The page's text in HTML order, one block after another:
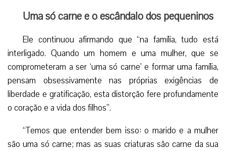
Uma só carne e o escândalo dos pequeninos
Ele continuou afirmando que “na família, tudo está
interligado. Quando um homem e uma mulher, que se
comprometeram a ser ‘uma só carne’ e formar uma família,
pensam obsessivamente nas próprias exigências de
liberdade e gratificação, esta distorção fere profundamente
o coração e a vida dos filhos”.
“Temos que entender bem isso: o marido e a mulher
são uma só carne; mas as suas criaturas são carne da sua